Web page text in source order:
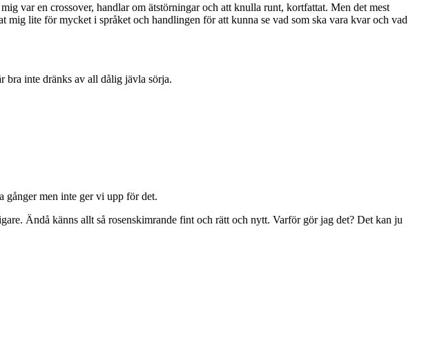
var en crossover, handlar om ätstörningar och att knulla runt, kortfattat. Men det mest
mig lite för mycket i språket och handlingen för att kunna se vad som ska vara kvar och vad
bra inte dränks av all dålig jävla sörja.
gånger men inte ger vi upp för det.
Ändå känns allt så rosenskimrande fint och rätt och nytt. Varför gör jag det? Det kan ju